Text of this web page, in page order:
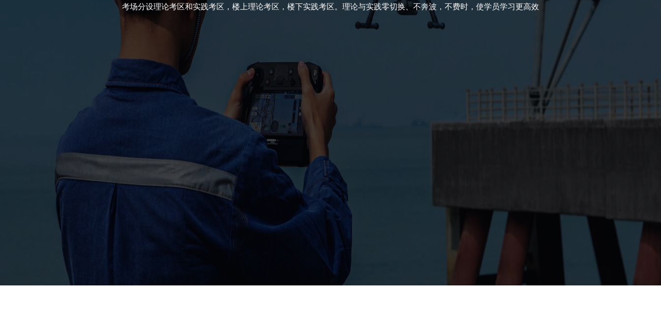
考场分设理论考区和实践考区，楼上理论考区，楼下实践考区。理论与实践零切换、不奔波，不费时，使学员学习更高效